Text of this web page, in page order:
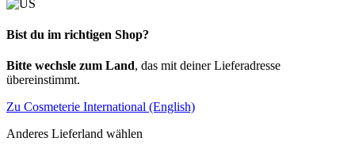
Bist du im richtigen Shop?
Bitte wechsle zum Land, das mit deiner Lieferadresse
übereinstimmt.
Zu Cosmeterie International (English)
Anderes Lieferland wählen